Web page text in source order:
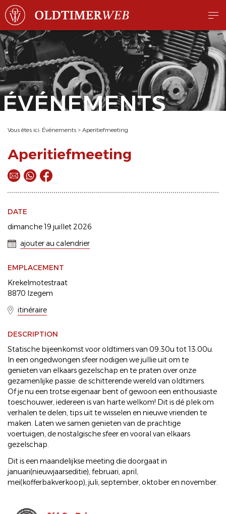
ÉVÉNEMENTS
Vous êtes ici: Événements > Aperitiefmeeting
Aperitiefmeeting
DATE
dimanche 19 juillet 2026
ajouter au calendrier
EMPLACEMENT
Krekelmotestraat
8870 Izegem
itinéraire
DESCRIPTION
Statische bijeenkomst voor oldtimers van 09.30u tot 13.00u.
In een ongedwongen sfeer nodigen we jullie uit om te
genieten van elkaars gezelschap en te praten over onze
gezamenlijke passie: de schitterende wereld van oldtimers.
Of je nu een trotse eigenaar bent of gewoon een enthousiaste
toeschouwer, iedereen is van harte welkom! Dit is dé plek om
verhalen te delen, tips uit te wisselen en nieuwe vrienden te
maken. Laten we samen genieten van de prachtige
voertuigen, de nostalgische sfeer en vooral van elkaars
gezelschap.
Dit is een maandelijkse meeting die doorgaat in
januari(nieuwjaarseditie), februari, april,
mei(kofferbakverkoop), juli, september, oktober en november.